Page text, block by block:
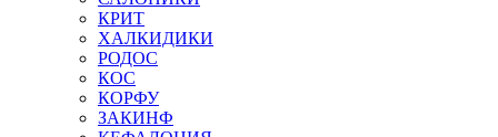
КРИТ
ХАЛКИДИКИ
РОДОС
КОС
КОРФУ
ЗАКИНФ